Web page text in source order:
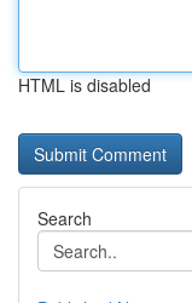
HTML is disabled
Search